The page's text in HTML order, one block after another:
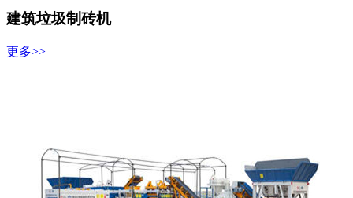
建筑垃圾制砖机
更多>>